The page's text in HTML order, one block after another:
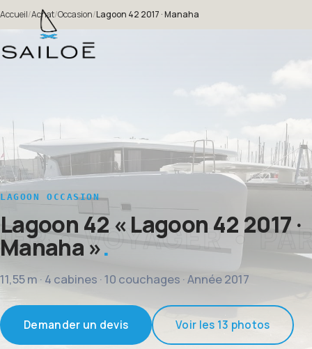
Accueil/Achat/Occasion/Lagoon 42 2017 · Manaha
LAGOON OCCASION
Lagoon 42« Lagoon 42 2017 ·
Manaha »
11,55 m · 4 cabines · 10 couchages · Année 2017
Demander un devis Voir les 13 photos